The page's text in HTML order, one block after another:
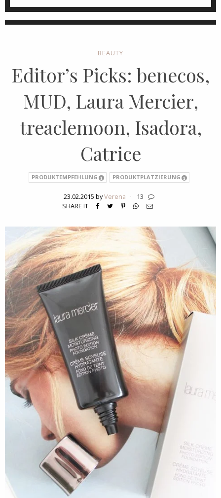
BEAUTY
Editor’s Picks: benecos,
MUD, Laura Mercier,
treaclemoon, Isadora,
Catrice
PRODUKTEMPFEHLUNG PRODUKTPLATZIERUNG
23.02.2015 byVerena ·
13
SHARE IT